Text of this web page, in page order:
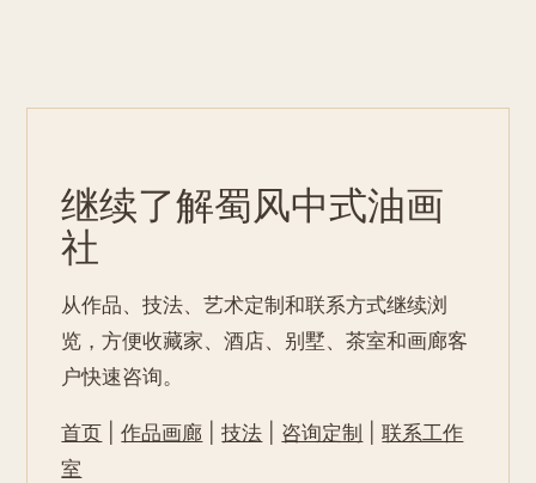
继续了解蜀风中式油画
社
从作品、技法、艺术定制和联系方式继续浏
览，方便收藏家、酒店、别墅、茶室和画廊客
户快速咨询。
首页 |作品画廊 |技法 咨询定制 |联系工作
室